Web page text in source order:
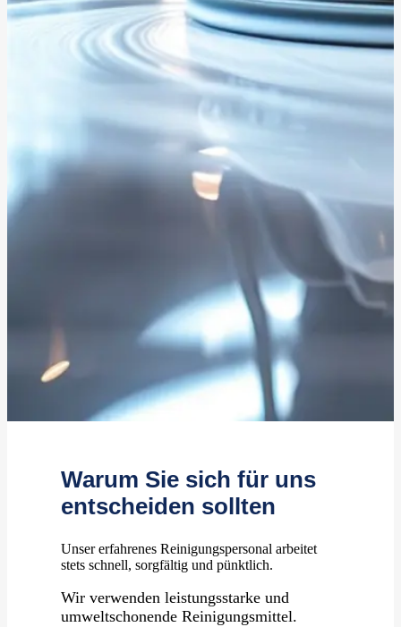
Warum Sie sich für uns
entscheiden sollten
Unser erfahrenes Reinigungspersonal arbeitet
stets schnell, sorgfältig und pünktlich.
Wir verwenden leistungsstarke und
umweltschonende Reinigungsmittel.